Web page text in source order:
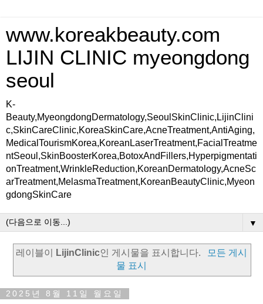
www.koreakbeauty.com
LIJIN CLINIC myeongdong
seoul
K-
Beauty,MyeongdongDermatology,SeoulSkinClinic,LijinClini
c,SkinCareClinic,KoreaSkinCare,AcneTreatment,AntiAging,
MedicalTourismKorea,KoreanLaserTreatment,FacialTreatme
ntSeoul,SkinBoosterKorea,BotoxAndFillers,Hyperpigmentati
onTreatment,WrinkleReduction,KoreanDermatology,AcneSc
arTreatment,MelasmaTreatment,KoreanBeautyClinic,Myeon
gdongSkinCare
▼
레이블이 LijinClinic인 게시물을 표시합니다.
모든 게시
물 표시
2025년 8월 11일 월요일